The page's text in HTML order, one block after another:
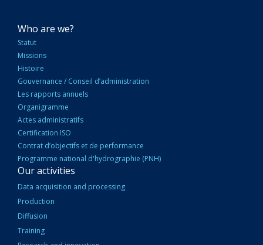
NAVIGATION
PRINCIPALE
Who are we?
Statut
Missions
Histoire
Gouvernance / Conseil d’administration
Les rapports annuels
Organigramme
Actes administratifs
Certification ISO
Contrat d’objectifs et de performance
Programme national d'hydrographie (PNH)
Our activities
Data acquisition and processing
Production
Diffusion
Training